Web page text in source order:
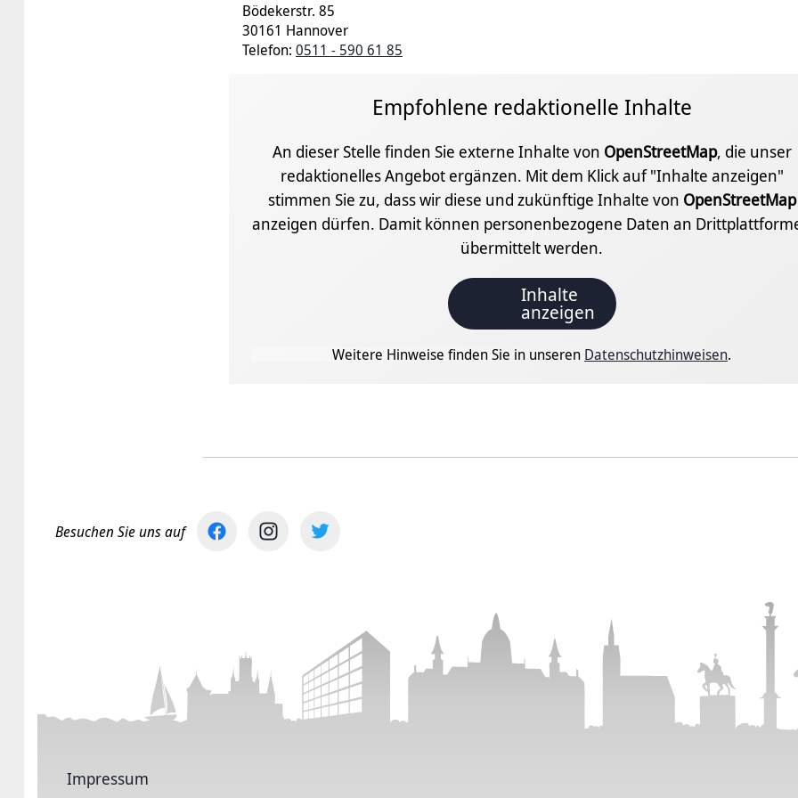
Bödekerstr. 85
30161 Hannover
Telefon: 0511 - 590 61 85
Empfohlene redaktionelle Inhalte
An dieser Stelle finden Sie externe Inhalte von OpenStreetMap, die unser
redaktionelles Angebot ergänzen. Mit dem Klick auf "Inhalte anzeigen"
stimmen Sie zu, dass wir diese und zukünftige Inhalte von OpenStreetMap
anzeigen dürfen. Damit können personenbezogene Daten an
übermittelt werden.
Inhalte
anzeigen
Weitere Hinweise finden Sie in unseren Datenschutzhinweisen.
Besuchen Sie uns auf
Impressum